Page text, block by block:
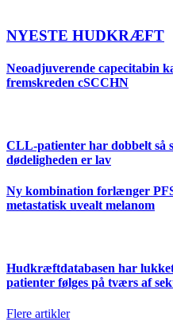
NYESTE HUDKRÆFT
Neoadjuverende capecitabin
fremskreden cSCCHN
CLL-patienter har dobbelt
dødeligheden er lav
Ny kombination forlænger
metastatisk uvealt melanom
Hudkræftdatabasen har
patienter følges på tværs af
Flere artikler